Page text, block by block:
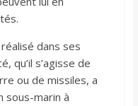
dans ses
qu’il s’agisse de
ou de missiles, a
marin à